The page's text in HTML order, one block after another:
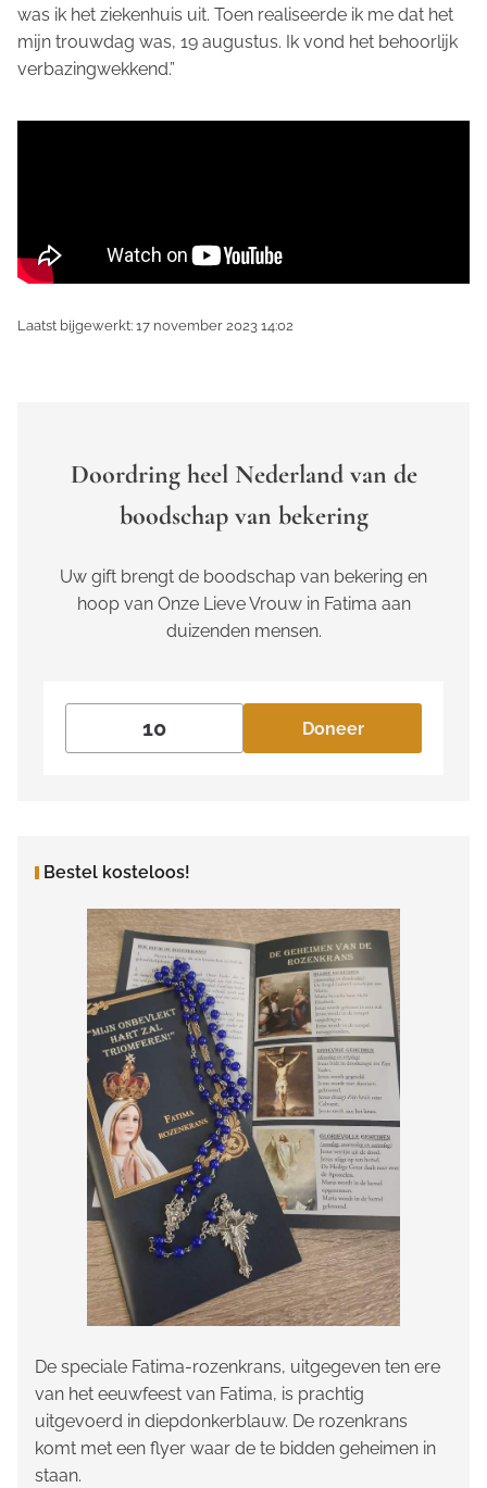
was ik het ziekenhuis uit. Toen realiseerde ik me dat het
mijn trouwdag was, 19 augustus. Ik vond het behoorlijk
verbazingwekkend.”
Laatst bijgewerkt: 17 november 2023 14:02
Doordring heel Nederland van de
boodschap van bekering
Uw gift brengt de boodschap van bekering en
hoop van Onze Lieve Vrouw in Fatima aan
duizenden mensen.
Doneer
Bestel kosteloos!
De speciale Fatima-rozenkrans, uitgegeven ten ere
van het eeuwfeest van Fatima, is prachtig
uitgevoerd in diepdonkerblauw. De rozenkrans
komt met een flyer waar de te bidden geheimen in
staan.